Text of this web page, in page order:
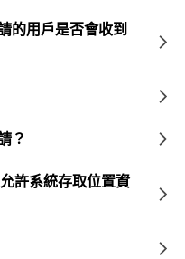
的用戶是否會收到
？
許系統存取位置資